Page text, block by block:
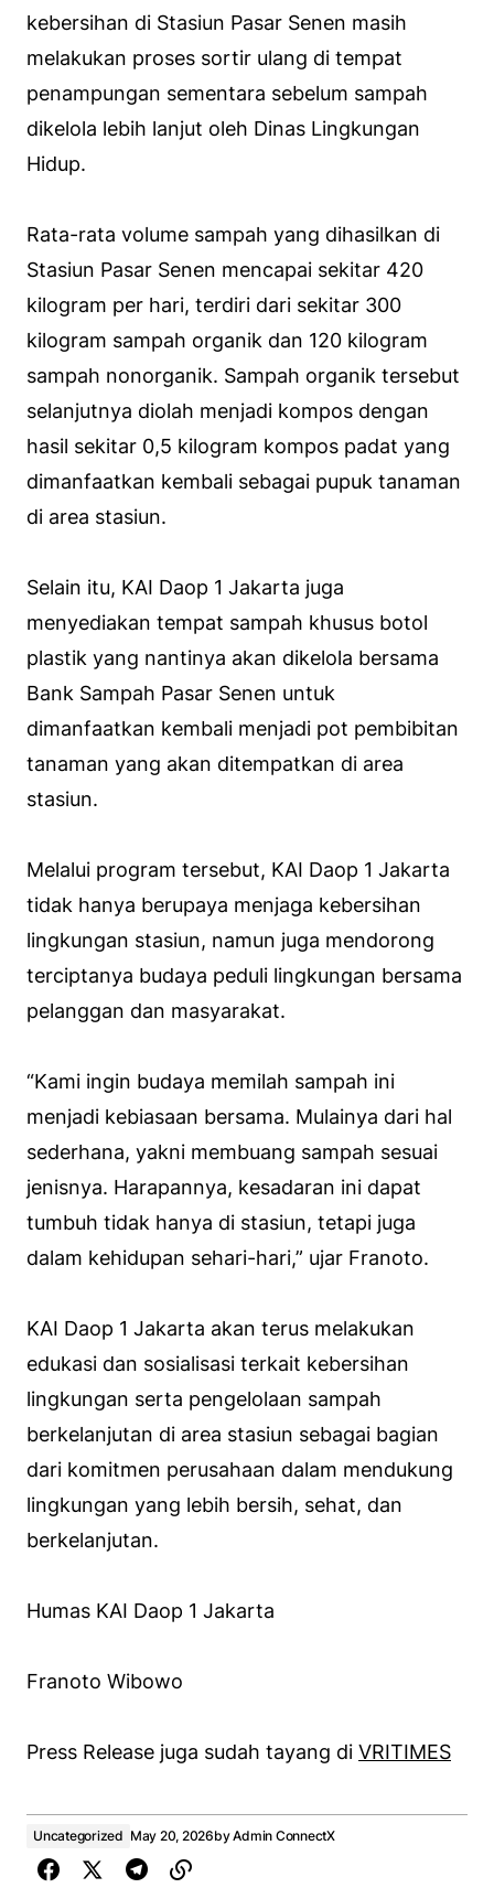
kebersihan di Stasiun Pasar Senen masih
melakukan proses sortir ulang di tempat
penampungan sementara sebelum sampah
dikelola lebih lanjut oleh Dinas Lingkungan
Hidup.
Rata-rata volume sampah yang dihasilkan di
Stasiun Pasar Senen mencapai sekitar 420
kilogram per hari, terdiri dari sekitar 300
kilogram sampah organik dan 120 kilogram
sampah nonorganik. Sampah organik tersebut
selanjutnya diolah menjadi kompos dengan
hasil sekitar 0,5 kilogram kompos padat yang
dimanfaatkan kembali sebagai pupuk tanaman
di area stasiun.
Selain itu, KAI Daop 1 Jakarta juga
menyediakan tempat sampah khusus botol
plastik yang nantinya akan dikelola bersama
Bank Sampah Pasar Senen untuk
dimanfaatkan kembali menjadi pot pembibitan
tanaman yang akan ditempatkan di area
stasiun.
Melalui program tersebut, KAI Daop 1 Jakarta
tidak hanya berupaya menjaga kebersihan
lingkungan stasiun, namun juga mendorong
terciptanya budaya peduli lingkungan bersama
pelanggan dan masyarakat.
“Kami ingin budaya memilah sampah ini
menjadi kebiasaan bersama. Mulainya dari hal
sederhana, yakni membuang sampah sesuai
jenisnya. Harapannya, kesadaran ini dapat
tumbuh tidak hanya di stasiun, tetapi juga
dalam kehidupan sehari-hari,” ujar Franoto.
KAI Daop 1 Jakarta akan terus melakukan
edukasi dan sosialisasi terkait kebersihan
lingkungan serta pengelolaan sampah
berkelanjutan di area stasiun sebagai bagian
dari komitmen perusahaan dalam mendukung
lingkungan yang lebih bersih, sehat, dan
berkelanjutan.
Humas KAI Daop 1 Jakarta
Franoto Wibowo
Press Release juga sudah tayang di VRITIMES
Uncategorized May 20, 2026byAdmin ConnectX